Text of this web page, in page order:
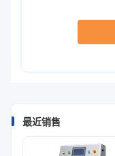
最近销售